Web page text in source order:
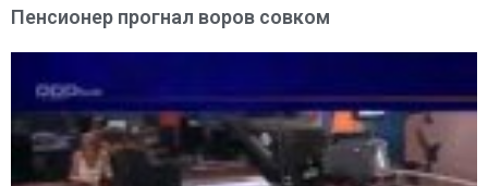
Пенсионер прогнал воров совком